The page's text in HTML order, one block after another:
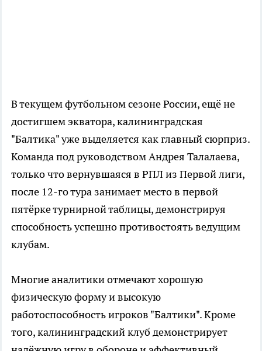
В текущем футбольном сезоне России, ещё не
достигшем экватора, калининградская
"Балтика" уже выделяется как главный сюрприз.
Команда под руководством Андрея Талалаева,
только что вернувшаяся в РПЛ из Первой лиги,
после 12-го тура занимает место в первой
пятёрке турнирной таблицы, демонстрируя
способность успешно противостоять ведущим
клубам.
Многие аналитики отмечают хорошую
физическую форму и высокую
работоспособность игроков "Балтики". Кроме
того, калининградский клуб демонстрирует